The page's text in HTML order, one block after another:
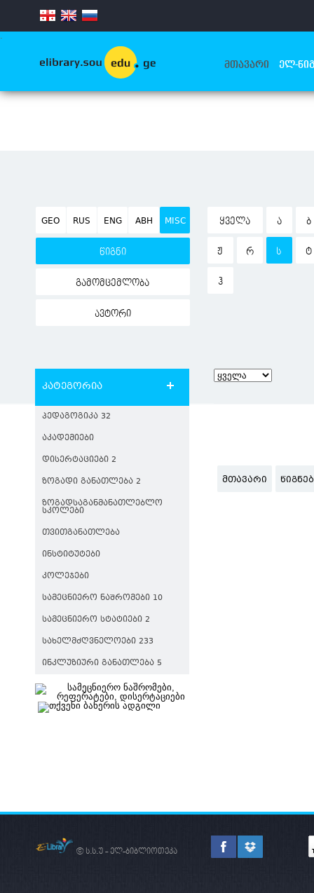
.
ᲛᲗᲐᲕᲐᲠᲘ ᲔᲚ-
GEO RUS ENG ABH MISC
წიგნი
გამომცემლობა
ავტორი
ᲧᲕᲔᲚᲐ Ა Ბ
Ჟ Რ Ს Ტ
Ჰ
კატეგორია
ᲞᲔᲓᲐᲒᲝᲒᲘᲙᲐ 32
ᲐᲙᲐᲓᲔᲛᲘᲔᲑᲘ
ᲓᲘᲡᲔᲠᲢᲐᲪᲘᲔᲑᲘ 2
ᲖᲝᲒᲐᲓᲘ ᲒᲐᲜᲐᲗᲚᲔᲑᲐ 2
ᲖᲝᲒᲐᲓᲡᲐᲒᲐᲜᲛᲐᲜᲐᲗᲚᲔᲑᲚᲝ
ᲡᲙᲝᲚᲔᲑᲘ
ᲗᲕᲘᲗᲒᲐᲜᲐᲗᲚᲔᲑᲐ
ᲘᲜᲡᲢᲘᲢᲣᲢᲔᲑᲘ
ᲙᲝᲚᲔᲯᲔᲑᲘ
ᲡᲐᲛᲔᲪᲜᲘᲔᲠᲝ ᲜᲐᲨᲠᲝᲛᲔᲑᲘ 10
ᲡᲐᲛᲔᲪᲜᲘᲔᲠᲝ ᲡᲢᲐᲢᲘᲔᲑᲘ 2
ᲡᲐᲮᲔᲚᲛᲫᲦᲕᲜᲔᲚᲝᲔᲑᲘ 233
ᲘᲜᲙᲚᲣᲖᲘᲣᲠᲘ ᲒᲐᲜᲐᲗᲚᲔᲑᲐ 5
ᲛᲗᲐᲕᲐᲠᲘ
© ს.ს.უ - ელ-ბიბლიოთეკა